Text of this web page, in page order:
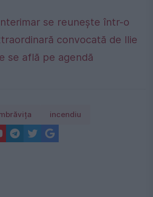
se reunește într-o
convocată de Ilie
se află pe agendă
incendiu